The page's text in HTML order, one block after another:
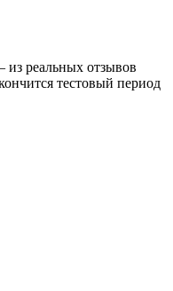
реальных отзывов
тестовый период